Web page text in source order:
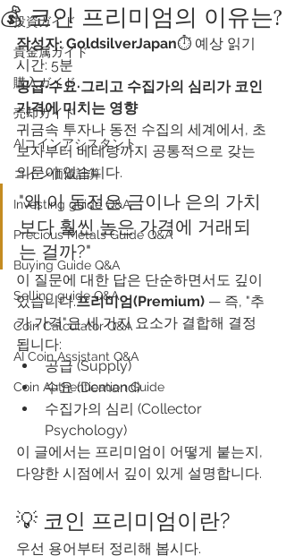
投資ガイド
貴金属ガイド
購入ガイド
売却ガイド
AIコインアシスタント
​コイン価値計算
Investing guide Q&A
Precious Metals Guide Q&A
Buying Guide Q&A
Selling guide Q&A
Coin Calculator Q&A
AI Coin Assistant Q&A
Coin Authentication Guide
💰 코인 프리미엄의 이유는?
작성자: GoldsilverJapan⏱️ 예상 읽기
시간: 5분
공급·수요·그리고 수집가의 심리가 코인
가격에 미치는 영향
귀금속 투자나 동전 수집의 세계에서, 초
보자부터 베테랑까지 공통적으로 갖는
의문이 있습니다.
"왜 이 동전은 금이나 은의 가치
보다 훨씬 높은 가격에 거래되
는 걸까?"
이 질문에 대한 답은 단순하면서도 깊이
있습니다.프리미엄(Premium) — 즉, "추
가 가격"은 세 가지 요소가 결합해 결정
됩니다:
공급 (Supply)
수요 (Demand)
수집가의 심리 (Collector
Psychology)
이 글에서는 프리미엄이 어떻게 붙는지,
다양한 시점에서 깊이 있게 설명합니다.
💡 코인 프리미엄이란?
우선 용어부터 정리해 봅시다.